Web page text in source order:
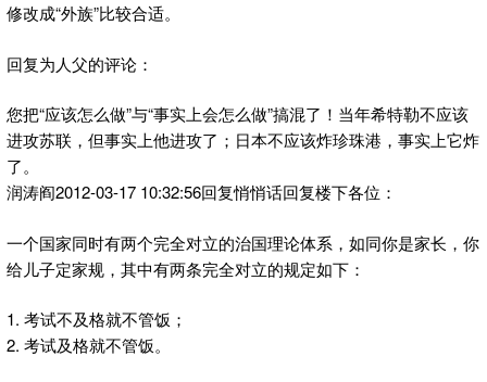
修改成“外族”比较合适。
回复为人父的评论：
您把“应该怎么做”与“事实上会怎么做”搞混了！当年希特勒不应该
进攻苏联，但事实上他进攻了；日本不应该炸珍珠港，事实上它炸
了。
润涛阎2012-03-17 10:32:56回复悄悄话回复楼下各位：
一个国家同时有两个完全对立的治国理论体系，如同你是家长，你
给儿子定家规，其中有两条完全对立的规定如下：
1. 考试不及格就不管饭；
2. 考试及格就不管饭。